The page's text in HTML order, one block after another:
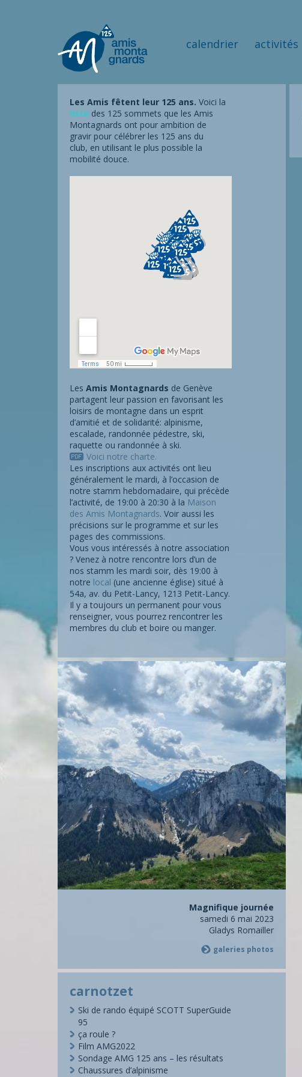
calendrier activités
Les Amis fêtent leur 125 ans. Voici la
liste des 125 sommets que les Amis
Montagnards ont pour ambition de
gravir pour célébrer les 125 ans du
club, en utilisant le plus possible la
mobilité douce.
Les Amis Montagnards de Genève
partagent leur passion en favorisant les
loisirs de montagne dans un esprit
d’amitié et de solidarité: alpinisme,
escalade, randonnée pédestre, ski,
raquette ou randonnée à ski.
Voici notre charte.
Les inscriptions aux activités ont lieu
généralement le mardi, à l’occasion de
notre stamm hebdomadaire, qui précède
l’activité, de 19:00 à 20:30 à la Maison
des Amis Montagnards. Voir aussi les
précisions sur le programme et sur les
pages des commissions.
Vous vous intéressés à notre association
? Venez à notre rencontre lors d’un de
nos stamm les mardi soir, dès 19:00 à
notre local (une ancienne église) situé à
54a, av. du Petit-Lancy, 1213 Petit-Lancy.
Il y a toujours un permanent pour vous
renseigner, vous pourrez rencontrer les
membres du club et boire ou manger.
Magnifique journée
samedi 6 mai 2023
Gladys Romailler
galeries photos
carnotzet
Ski de rando équipé SCOTT SuperGuide
95
ça roule ?
Film AMG2022
Sondage AMG 125 ans – les résultats
Chaussures d’alpinisme